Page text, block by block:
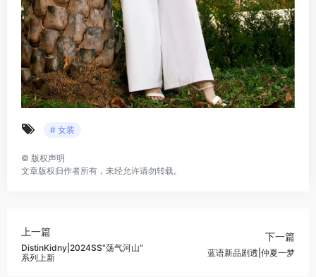
# 女装
© 版权声明
文章版权归作者所有，未经允许请勿转载。
上一篇
DistinKidny|2024SS“荡气河山”
系列上新
下一篇
蓝语新品剧透|仲夏一梦